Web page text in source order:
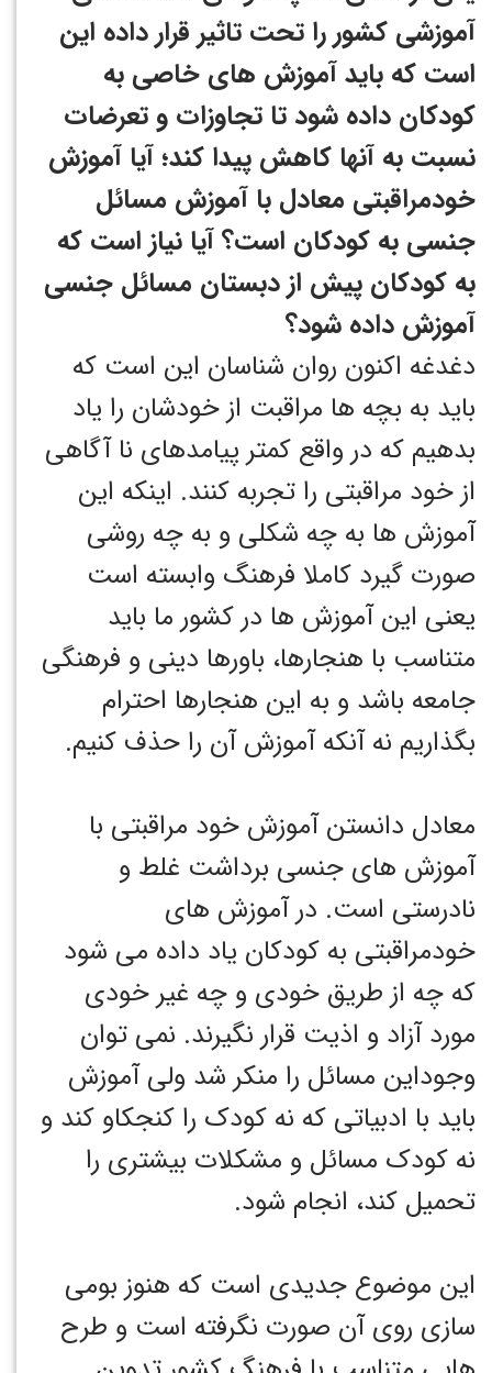
آموزشی کشور را تحت تاثیر قرار داده این
است که باید آموزش های خاصی به
کودکان داده شود تا تجاوزات و تعرضات
نسبت به آنها کاهش پیدا کند؛ آیا آموزش
خودمراقبتی معادل با آموزش مسائل
جنسی به کودکان است؟ آیا نیاز است که
به کودکان پیش از دبستان مسائل جنسی
آموزش داده شود؟
دغدغه اکنون روان شناسان این است که
باید به بچه ها مراقبت از خودشان را یاد
بدهیم که در واقع کمتر پیامدهای نا آگاهی
از خود مراقبتی را تجربه کنند. اینکه این
آموزش ها به چه شکلی و به چه روشی
صورت گیرد کاملا فرهنگ وابسته است
یعنی این آموزش ها در کشور ما باید
متناسب با هنجارها، باورها دینی و فرهنگی
جامعه باشد و به این هنجارها احترام
بگذاریم نه آنکه آموزش آن را حذف کنیم.
معادل دانستن آموزش خود مراقبتی با
آموزش های جنسی برداشت غلط و
نادرستی است. در آموزش های
خودمراقبتی به کودکان یاد داده می شود
که چه از طریق خودی و چه غیر خودی
مورد آزاد و اذیت قرار نگیرند. نمی توان
وجوداین مسائل را منکر شد ولی آموزش
باید با ادبیاتی که نه کودک را کنجکاو کند و
نه کودک مسائل و مشکلات بیشتری را
تحمیل کند، انجام شود.
این موضوع جدیدی است که هنوز بومی
سازی روی آن صورت نگرفته است و طرح